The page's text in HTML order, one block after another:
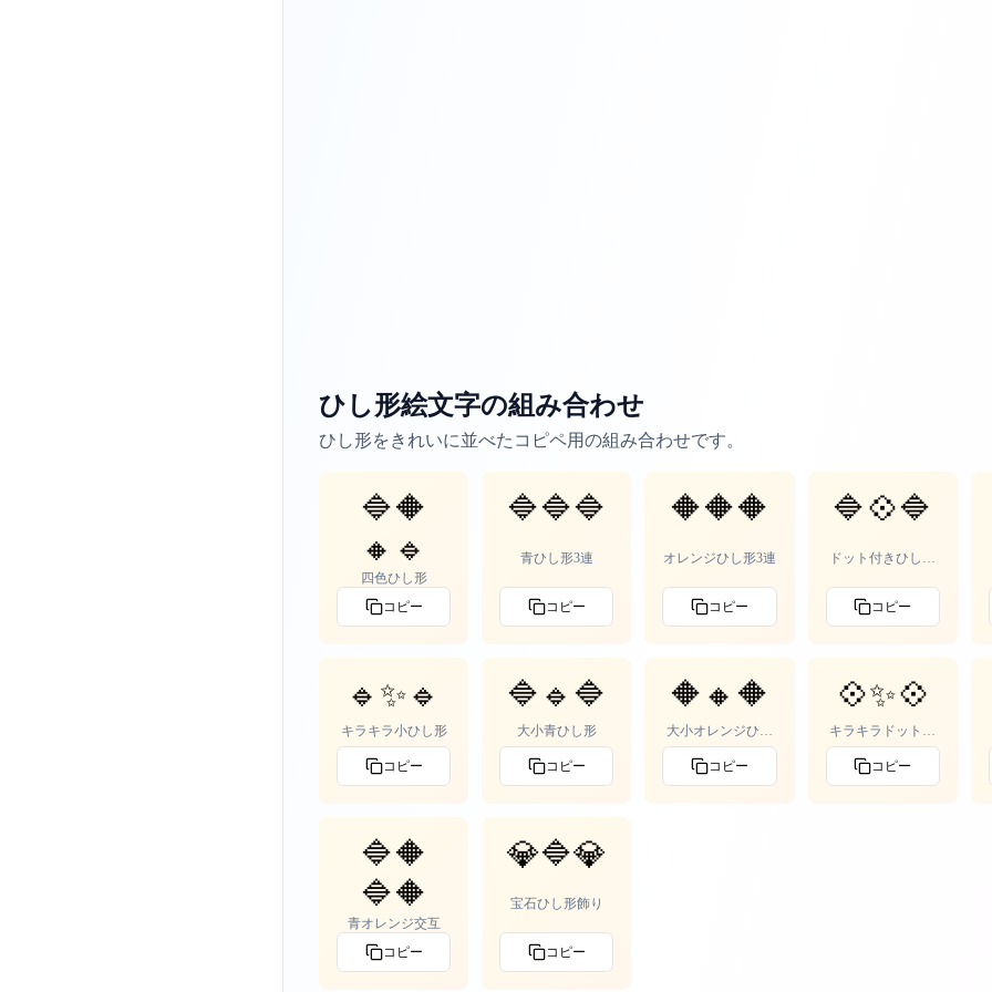
ひし形絵文字の組み合わせ
ひし形をきれいに並べたコピペ用の組み合わせです。
🔷🔶
🔸🔹
四色ひし形
コピー
🔷🔷🔷
青ひし形3連
コピー
🔶🔶🔶
オレンジひし形3連
コピー
🔷💠🔷
ドット付きひし形
コピー
🔹✨🔹
キラキラ小ひし形
コピー
🔷🔹🔷
大小青ひし形
コピー
🔶🔸🔶
大小オレンジひし
形
コピー
💠✨💠
キラキラドットひ
し形
コピー
🔷🔶
🔷🔶
青オレンジ交互
コピー
💎🔷💎
宝石ひし形飾り
コピー